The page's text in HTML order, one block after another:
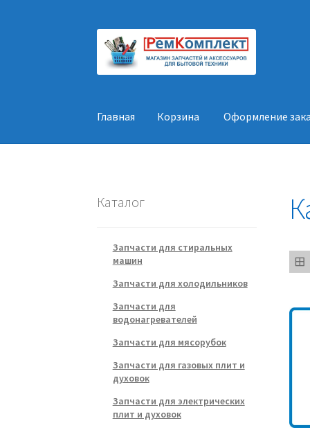
Перейти
навигации
Перейти
содержимому
Главная Корзина Оформление
Каталог
Запчасти для стиральных
машин
Запчасти для холодильников
Запчасти для
водонагревателей
Запчасти для мясорубок
Запчасти для газовых плит и
духовок
Запчасти для электрических
плит и духовок